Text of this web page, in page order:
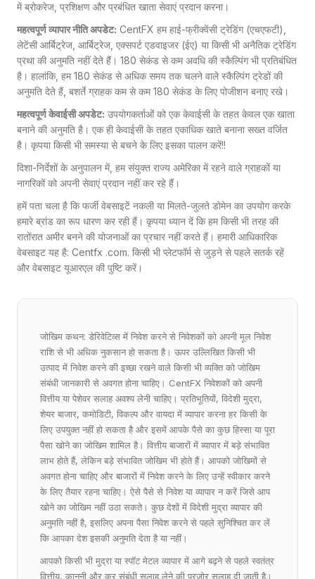
में ब्रोकरेज, प्रशिक्षण और प्रबंधित खाता सेवाएं प्रदान करना।
महत्वपूर्ण व्यापार नीति अपडेट: CentFX हम हाई-फ्रीक्वेंसी ट्रेडिंग (एचएफटी),
लेटेंसी आर्बिट्रेज, आर्बिट्रेज, एक्सपर्ट एडवाइजर (ईए) या किसी भी अनैतिक ट्रेडिंग
प्रथा की अनुमति नहीं देते हैं। 180 सेकंड से कम अवधि की स्कैल्पिंग भी प्रतिबंधित
है। हालांकि, हम 180 सेकंड से अधिक समय तक चलने वाले स्कैल्पिंग ट्रेडों की
अनुमति देते हैं, बशर्ते ग्राहक कम से कम 180 सेकंड के लिए पोजीशन बनाए रखे।
महत्वपूर्ण केवाईसी अपडेट: उपयोगकर्ताओं को एक केवाईसी के तहत केवल एक खाता
बनाने की अनुमति है। एक ही केवाईसी के तहत एकाधिक खाते बनाना सख्त वर्जित
है। कृपया किसी भी समस्या से बचने के लिए इसका पालन करें!!
दिशा-निर्देशों के अनुपालन में, हम संयुक्त राज्य अमेरिका में रहने वाले ग्राहकों या
नागरिकों को अपनी सेवाएं प्रदान नहीं कर रहे हैं।
हमें पता चला है कि फर्जी वेबसाइटें नकली या मिलते-जुलते डोमेन का उपयोग करके
हमारे ब्रांड का रूप धारण कर रही हैं। कृपया ध्यान दें कि हम किसी भी तरह की
रातोंरात अमीर बनने की योजनाओं का प्रचार नहीं करते हैं। हमारी आधिकारिक
वेबसाइट यह है: Centfx .com. किसी भी प्लेटफॉर्म से जुड़ने से पहले सतर्क रहें
और वेबसाइट यूआरएल की पुष्टि करें।
जोखिम कथन: डेरिवेटिव्स में निवेश करने से निवेशकों को अपनी मूल निवेश
राशि से भी अधिक नुकसान हो सकता है। ऊपर उल्लिखित किसी भी
उत्पाद में निवेश करने की इच्छा रखने वाले किसी भी व्यक्ति को जोखिम
संबंधी जानकारी से अवगत होना चाहिए। CentFX निवेशकों को अपनी
वित्तीय या पेशेवर सलाह अवश्य लेनी चाहिए। प्रतिभूतियों, विदेशी मुद्रा,
शेयर बाजार, कमोडिटी, विकल्प और वायदा में व्यापार करना हर किसी के
लिए उपयुक्त नहीं हो सकता है और इसमें आपके पैसे का कुछ हिस्सा या पूरा
पैसा खोने का जोखिम शामिल है। वित्तीय बाजारों में व्यापार में बड़े संभावित
लाभ होते हैं, लेकिन बड़े संभावित जोखिम भी होते हैं। आपको जोखिमों से
अवगत होना चाहिए और बाजारों में निवेश करने के लिए उन्हें स्वीकार करने
के लिए तैयार रहना चाहिए। ऐसे पैसे से निवेश या व्यापार न करें जिसे आप
खोने का जोखिम नहीं उठा सकते। कुछ देशों में विदेशी मुद्रा व्यापार की
अनुमति नहीं है, इसलिए अपना पैसा निवेश करने से पहले सुनिश्चित कर लें
कि आपका देश इसकी अनुमति देता है या नहीं।
आपको किसी भी मुद्रा या स्पॉट मेटल व्यापार में आगे बढ़ने से पहले स्वतंत्र
वित्तीय, कानूनी और कर संबंधी सलाह लेने की पुरजोर सलाह दी जाती है।